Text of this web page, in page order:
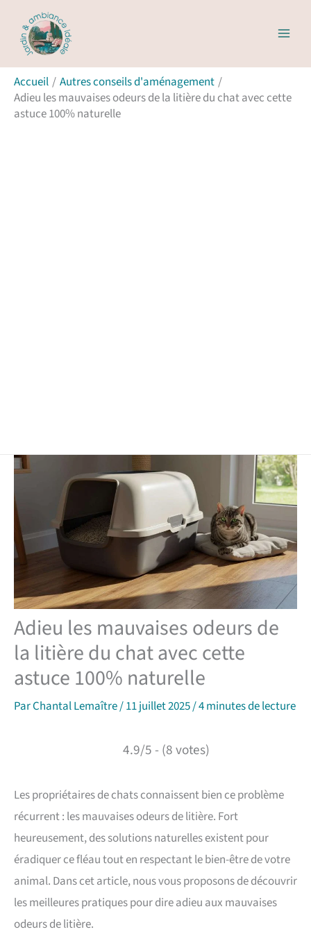
contenu
Accueil
Autres conseils d'aménagement
Adieu les mauvaises odeurs de la litière du chat avec cette
astuce 100% naturelle
Adieu les mauvaises odeurs de
la litière du chat avec cette
astuce 100% naturelle
ParChantal Lemaître/11 juillet 2025/4 minutes de lecture
4.9/5 - (8 votes)
Les propriétaires de chats connaissent bien ce problème
récurrent : les mauvaises odeurs de litière. Fort
heureusement, des solutions naturelles existent pour
éradiquer ce fléau tout en respectant le bien-être de votre
animal. Dans cet article, nous vous proposons de découvrir
les meilleures pratiques pour dire adieu aux mauvaises
odeurs de litière.
Rechercher